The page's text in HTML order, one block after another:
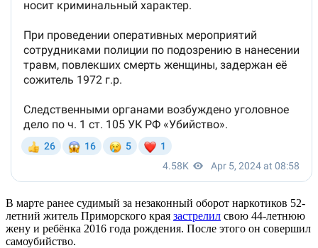
В марте ранее судимый за незаконный оборот наркотиков 52-
летний житель Приморского края застрелил свою 44-летнюю
жену и ребёнка 2016 года рождения. После этого он совершил
самоубийство.